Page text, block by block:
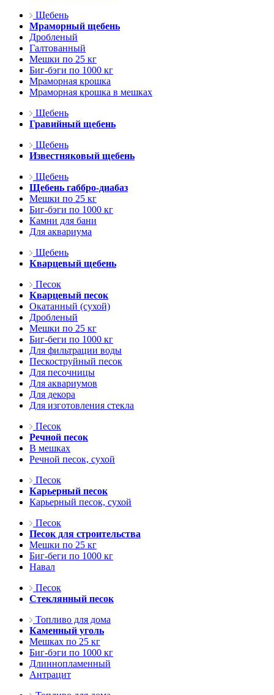
Щебень
Мраморный щебень
Дробленый
Галтованный
Мешки по 25 кг
Биг-бэги по 1000 кг
Мраморная крошка
Мраморная крошка в мешках
Щебень
Гравийный щебень
Щебень
Известняковый щебень
Щебень
Щебень габбро-диабаз
Мешки по 25 кг
Биг-бэги по 1000 кг
Камни для бани
Для аквариума
Щебень
Кварцевый щебень
Песок
Кварцевый песок
Окатанный (сухой)
Дробленый
Мешки по 25 кг
Биг-беги по 1000 кг
Для фильтрации воды
Пескоструйный песок
Для песочницы
Для аквариумов
Для декора
Для изготовления стекла
Песок
Речной песок
В мешках
Речной песок, сухой
Песок
Карьерный песок
Карьерный песок, сухой
Песок
Песок для строительства
Мешки по 25 кг
Биг-беги по 1000 кг
Навал
Песок
Стеклянный песок
Топливо для дома
Каменный уголь
Мешках по 25 кг
Биг-бэги по 1000 кг
Длиннопламенный
Антрацит